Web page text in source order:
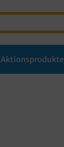
Aktionsprodukte